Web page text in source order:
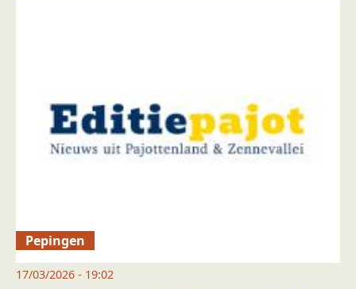
Pepingen
17/03/2026 - 19:02